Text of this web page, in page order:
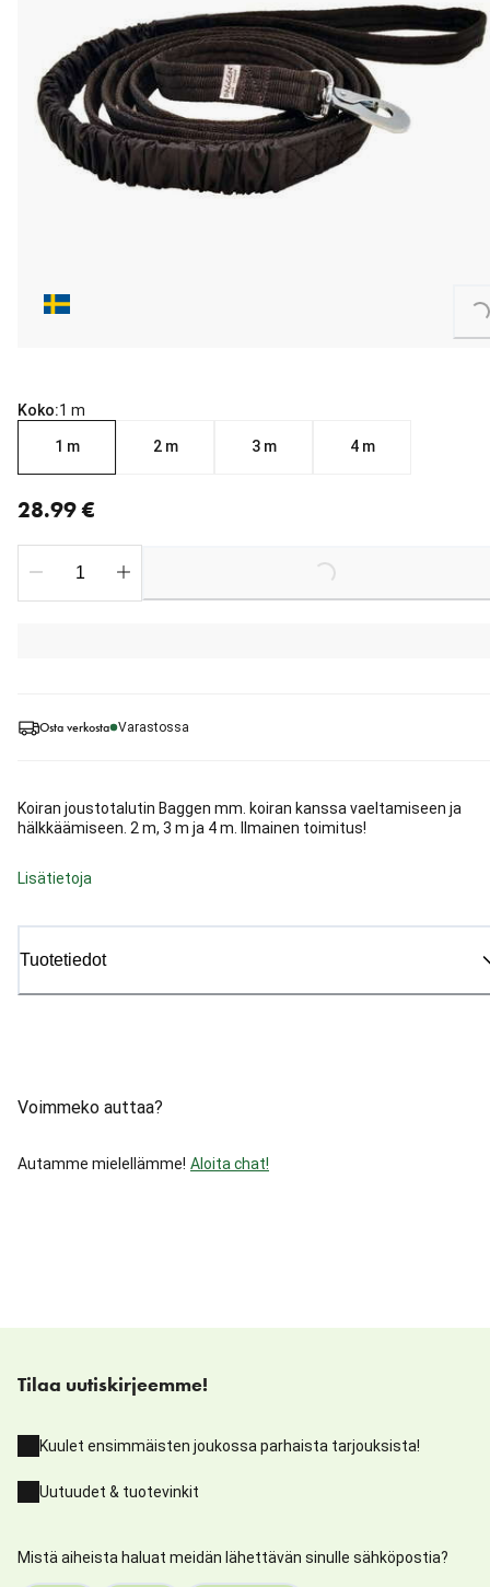
Osta verkosta Varastossa
Koiran joustotalutin Baggen mm. koiran kanssa vaeltamiseen ja
hälkkäämiseen. 2 m, 3 m ja 4 m. Ilmainen toimitus!
Lisätietoja
Tuotetiedot
Voimmeko auttaa?
Autamme mielellämme! Aloita chat!
Koko:1 m
1 m 2 m 3 m 4 m
28.99 €
Loading...
Tilaa uutiskirjeemme!
Kuulet ensimmäisten joukossa parhaista tarjouksista!
Uutuudet & tuotevinkit
Mistä aiheista haluat meidän lähettävän sinulle sähköpostia?